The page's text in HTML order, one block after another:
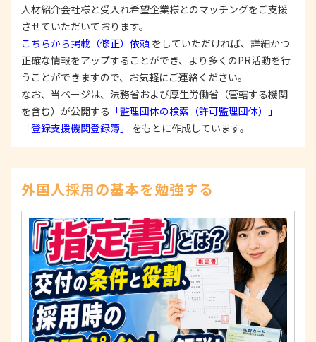
2. 安全対策の実施について
個人情報の正確性およびその利用の安全性を確保す
るため、情報セキュリティ対策を始めとする安全措
置を構築し、個人情報への不正アクセス、個人情報
の漏洩、滅失または毀損等の的確な防止とセキュリ
ティの是正に努めます。
3. 苦情および相談等に対する適正な対応について
本人からの苦情および相談があった場合には、適切
示、訂正、削除、または利用もしくは提供の停止等
を求められたときは、適法かつ遅滞なく応じます。
4. 法令・指針・規範の遵守について
適正な個人情報保護の実現のため、個人情報の取扱
いに関する法令、国が定める指針およびその他の規
範を遵守します。
個人情報に関するお問い合わせ窓口
〒125-0061東京都葛飾区亀有3-21-11 藍ビル202
TEL：0120-550-580
株式会社 アルフォース･ワン 個人情報保護担当
人材紹介会社様と受入れ希望企業様とのマッチングをご支援
させていただいております。
こちらから掲載（修正）依頼 をしていただければ、詳細かつ
正確な情報をアップすることができ、より多くのPR活動を行
うことができますので、お気軽にご連絡ください。
なお、当ページは、法務省および厚生労働省（管轄する機関
を含む）が公開する 「監理団体の検索（許可監理団体）」
「登録支援機関登録簿」
をもとに作成しています。
外国人採用の基本を勉強する